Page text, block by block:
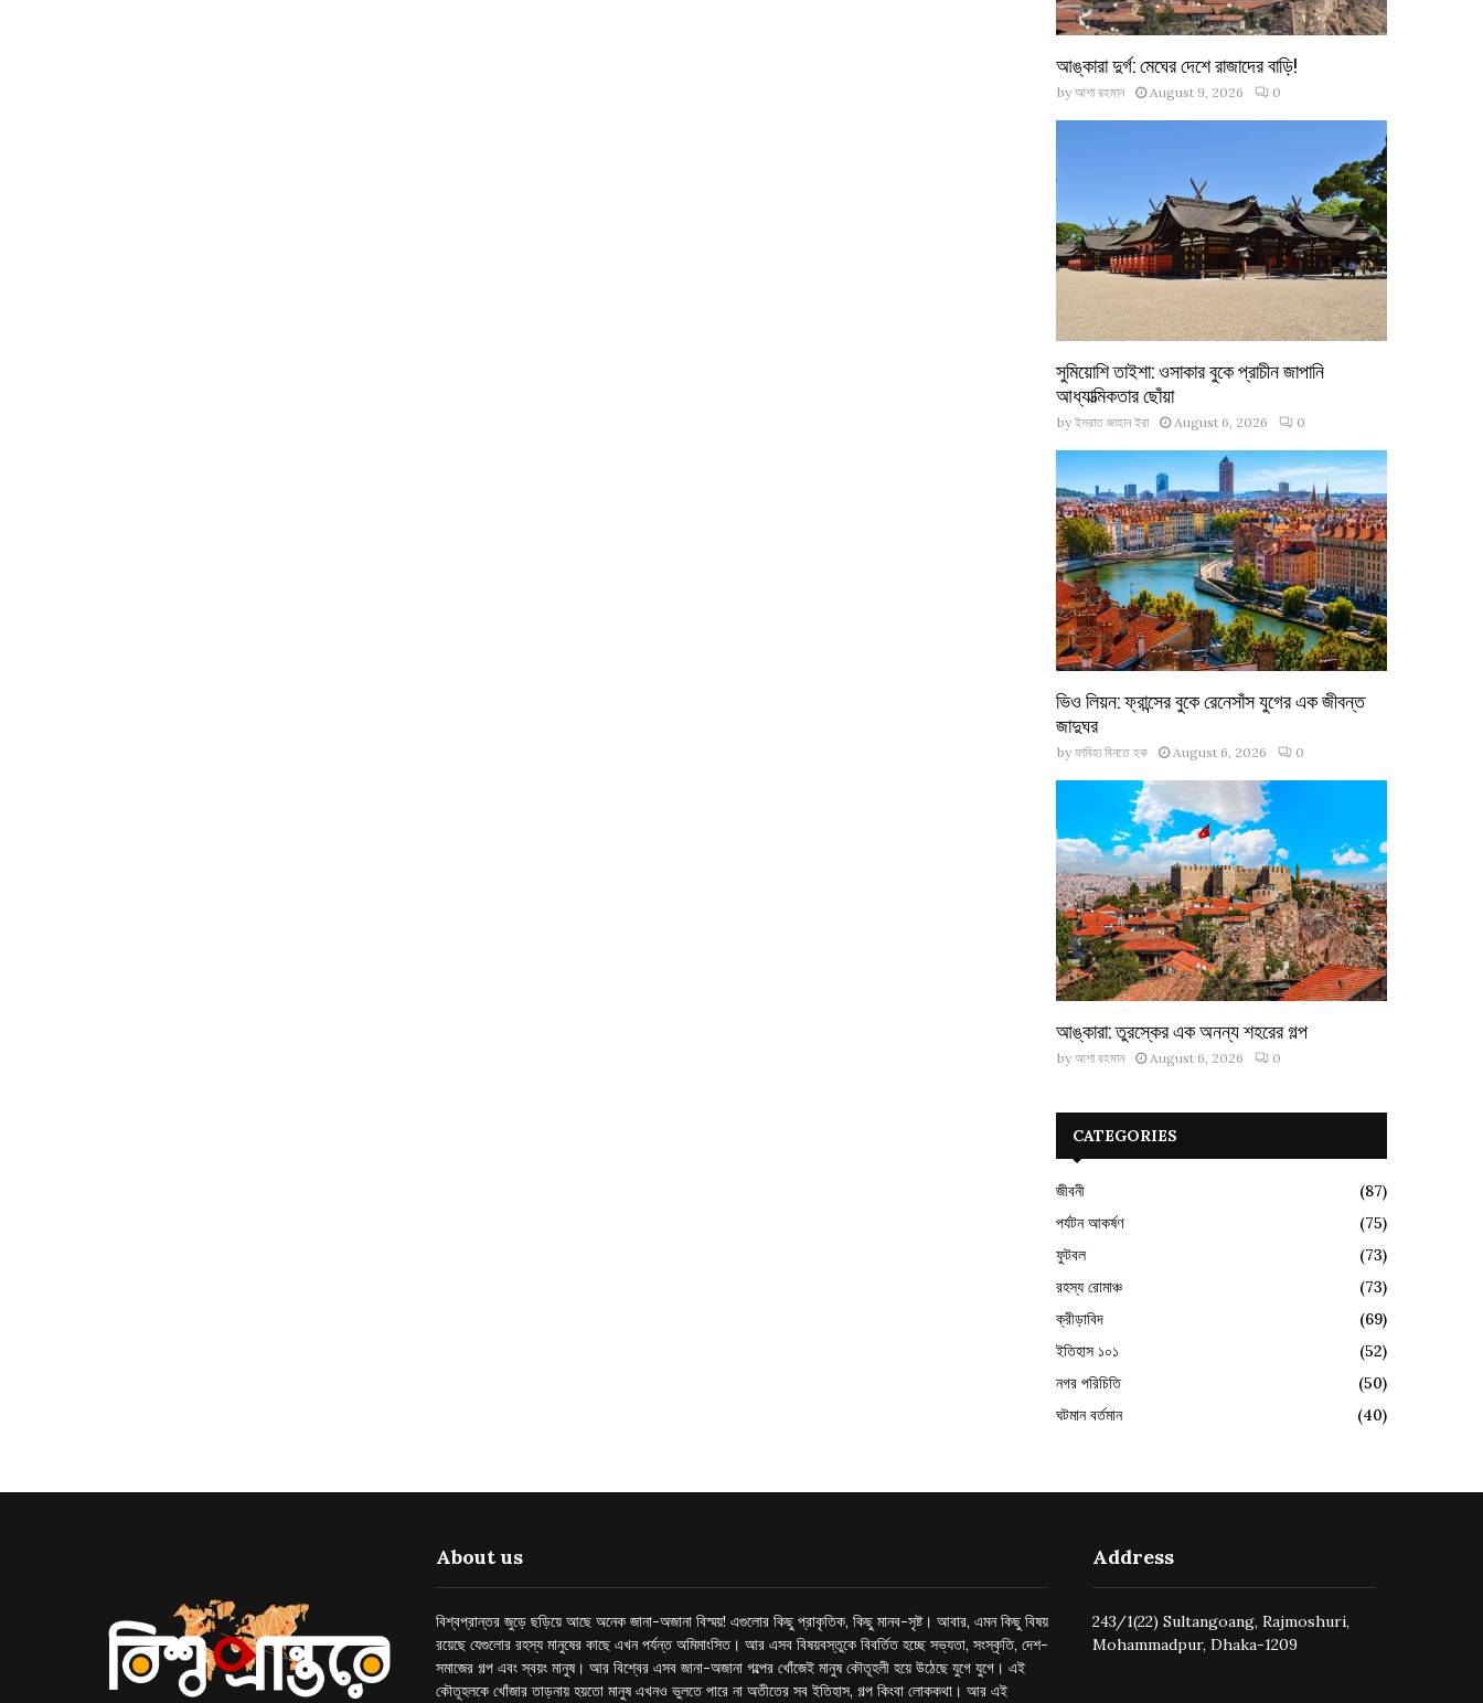
আঙ্কারা দুর্গ: মেঘের দেশে রাজাদের বাড়ি!
by আশা রহমান August 9, 2026 0
সুমিয়োশি তাইশা: ওসাকার বুকে প্রাচীন জাপানি
আধ্যাত্মিকতার ছোঁয়া
by ইসরাত জাহান ইরা August 6, 2026 0
ভিও লিয়ন: ফ্রান্সের বুকে রেনেসাঁস যুগের এক জীবন্ত
জাদুঘর
by ফাবিহা বিনতে হক August 6, 2026 0
আঙ্কারা: তুরস্কের এক অনন্য শহরের গল্প
by আশা রহমান August 6, 2026 0
CATEGORIES
জীবনী
(87)
পর্যটন আকর্ষণ
(75)
ফুটবল
(73)
রহস্য রোমাঞ্চ
(73)
ক্রীড়াবিদ
(69)
ইতিহাস ১০১
(52)
নগর পরিচিতি
(50)
ঘটমান বর্তমান
(40)
About us
বিশ্বপ্রান্তর জুড়ে ছড়িয়ে আছে অনেক জানা-অজানা বিস্ময়! এগুলোর কিছু প্রাকৃতিক, কিছু মানব-সৃষ্ট। আবার, এমন কিছু বিষয়
রয়েছে যেগুলোর রহস্য মানুষের কাছে এখন পর্যন্ত অমিমাংসিত। আর এসব বিষয়বস্তুকে বিবর্তিত হচ্ছে সভ্যতা, সংস্কৃতি, দেশ-
সমাজের গল্প এবং স্বয়ং মানুষ। আর বিশ্বের এসব জানা-অজানা গল্পের খোঁজেই মানুষ কৌতূহলী হয়ে উঠেছে যুগে যুগে। এই
কৌতূহলকে খোঁজার তাড়নায় হয়তো মানুষ এখনও ভুলতে পারে না অতীতের সব ইতিহাস, গল্প কিংবা লোককথা। আর এই
Address
243/1(22) Sultangoang, Rajmoshuri,
Mohammadpur, Dhaka-1209